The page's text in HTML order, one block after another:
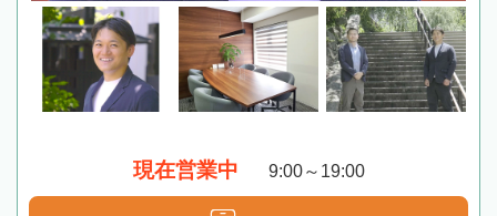
現在営業中 9:00～19:00